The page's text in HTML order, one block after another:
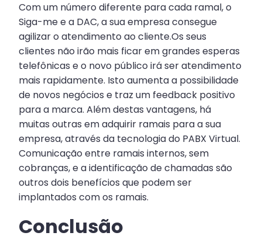
Com um número diferente para cada ramal, o
Siga-me e a DAC, a sua empresa consegue
agilizar o atendimento ao cliente.Os seus
clientes não irão mais ficar em grandes esperas
telefônicas e o novo público irá ser atendimento
mais rapidamente. Isto aumenta a possibilidade
de novos negócios e traz um feedback positivo
para a marca. Além destas vantagens, há
muitas outras em adquirir ramais para a sua
empresa, através da tecnologia do PABX Virtual.
Comunicação entre ramais internos, sem
cobranças, e a identificação de chamadas são
outros dois benefícios que podem ser
implantados com os ramais.
Conclusão